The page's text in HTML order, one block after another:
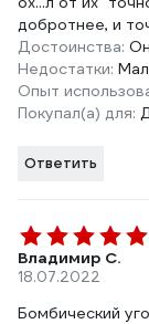
добротнее, и
Достоинства:
Недостатки:
Опыт
Покупал(а) для:
Ответить
Владимир С.
18.07.2022
Бомбический